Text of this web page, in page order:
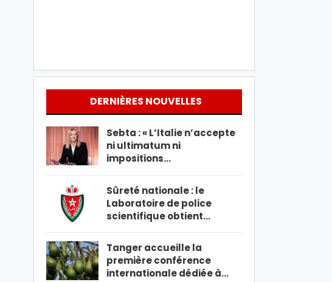
DERNIÈRES NOUVELLES
Sebta : « L’Italie n’accepte
ni ultimatum ni
impositions…
Sûreté nationale : le
Laboratoire de police
scientifique obtient…
Tanger accueille la
première conférence
internationale dédiée à…